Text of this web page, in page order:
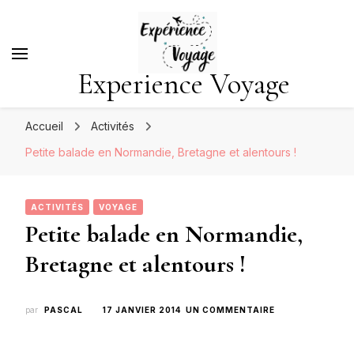
Experience Voyage
Accueil
Activités
Petite balade en Normandie, Bretagne et alentours !
ACTIVITÉS VOYAGE
Petite balade en Normandie,
Bretagne et alentours !
par PASCAL 17 JANVIER 2014 UN COMMENTAIRE